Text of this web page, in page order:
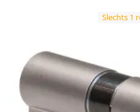
Slechts 1